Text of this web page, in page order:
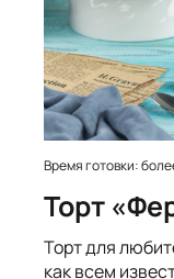
Время готовки:
Торт
Торт для
как всем